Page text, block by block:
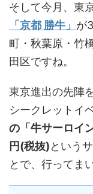
そして今月、東
「京都 勝牛」 が
町・秋葉原・竹
田区ですね。
東京進出の先陣
シークレットイ
の「牛サーロイ
円(税抜)という
とで、行ってま